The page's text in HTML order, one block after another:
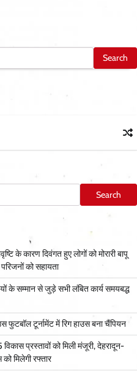
Search
के कारण दिवंगत हुए लोगों को मोरारी बापू
को सहायता
के सम्मान से जुड़े सभी लंबित कार्य समयबद्ध
टूर्नामेंट में रिग हाउस बना चैंपियन
विकास प्रस्तावों को मिली मंजूरी, देहरादून-
मिलेगी रफ्तार